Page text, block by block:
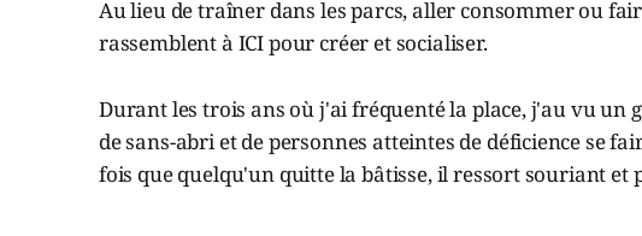
Au lieu de traîner dans les parcs, aller consommer ou
rassemblent à ICI pour créer et socialiser.
Durant les trois ans où j'ai fréquenté la place, j'au vu un
de sans-abri et de personnes atteintes de déficience se
fois que quelqu'un quitte la bâtisse, il ressort souriant et